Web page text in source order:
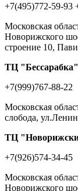
+7(495)772-59-93
Московская
Новорижского
строение 10,
ТЦ "Бессарабка"
+7(999)767-88-22
Московская
слобода,
ТЦ
+7(926)574-34-45
Московская
Новорижского